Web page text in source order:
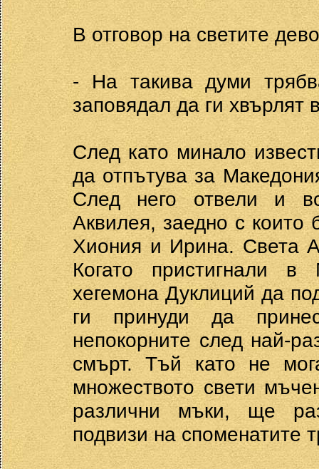
В отговор на светите
- На такива думи
заповядал да ги хвърлят
След като минало
да отпътува за
След него отвели и
Аквилея, заедно с които
Хиония и Ирина. Света
Когато пристигнали
хегемона Дуклиций да
ги принуди да
непокорните след най-
смърт. Тъй като не
множеството свети
различни мъки, ще
подвизи на споменатите